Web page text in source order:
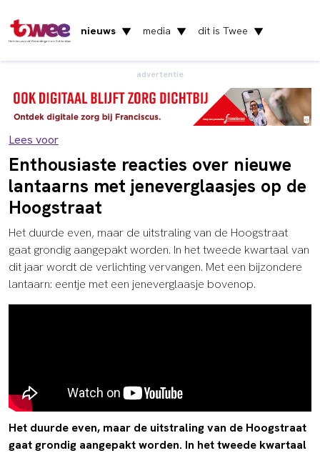
Het nieuws uit Vlaardingen en Schiedam
nieuws ▼ media ▼ dit is Twee ▼
advertentie
Lees voor
Enthousiaste reacties over nieuwe
lantaarns met jeneverglaasjes op de
Hoogstraat
Het duurde even, maar de uitstraling van de Hoogstraat
gaat grondig aangepakt worden. In het tweede kwartaal van
dit jaar wordt de verlichting vervangen. Met een bijzondere
lantaarn: eentje met een jeneverglaasje bovenop.
Het duurde even, maar de uitstraling van de Hoogstraat
gaat grondig aangepakt worden. In het tweede kwartaal